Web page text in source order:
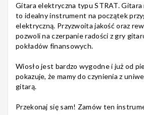
Usługi
Gitara elektryczna typu STRAT. Gitara
to idealny instrument na początek
elektryczną. Przyzwoita jakość oraz
pozwoli na czerpanie radości z gry
pokładów finansowych.
Wiosło jest bardzo wygodne i już od
pokazuje, że mamy do czynienia z
gitarą.
Przekonaj się sam! Zamów ten